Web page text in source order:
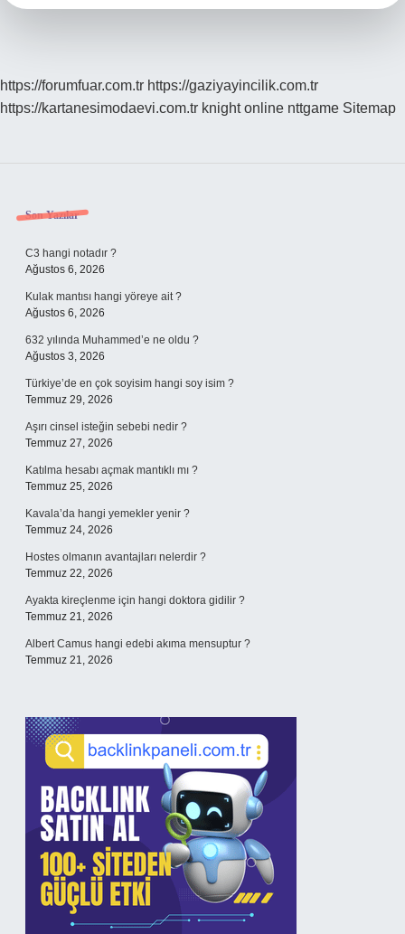
https://forumfuar.com.tr https://gaziyayincilik.com.tr
https://kartanesimodaevi.com.tr knight online nttgame Sitemap
Sidebar
Son Yazılar
C3 hangi notadır ?
Ağustos 6, 2026
Kulak mantısı hangi yöreye ait ?
Ağustos 6, 2026
632 yılında Muhammed’e ne oldu ?
Ağustos 3, 2026
Türkiye’de en çok soyisim hangi soy isim ?
Temmuz 29, 2026
Aşırı cinsel isteğin sebebi nedir ?
Temmuz 27, 2026
Katılma hesabı açmak mantıklı mı ?
Temmuz 25, 2026
Kavala’da hangi yemekler yenir ?
Temmuz 24, 2026
Hostes olmanın avantajları nelerdir ?
Temmuz 22, 2026
Ayakta kireçlenme için hangi doktora gidilir ?
Temmuz 21, 2026
Albert Camus hangi edebi akıma mensuptur ?
Temmuz 21, 2026